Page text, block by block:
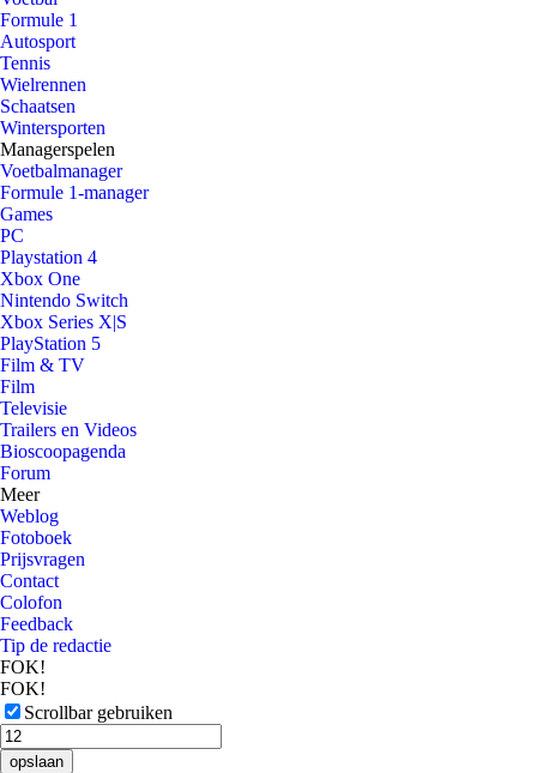
Formule 1
Autosport
Tennis
Wielrennen
Schaatsen
Wintersporten
Managerspelen
Voetbalmanager
Formule 1-manager
Games
PC
Playstation 4
Xbox One
Nintendo Switch
Xbox Series X|S
PlayStation 5
Film & TV
Film
Televisie
Trailers en Videos
Bioscoopagenda
Forum
Meer
Weblog
Fotoboek
Prijsvragen
Contact
Colofon
Feedback
Tip de redactie
FOK!
FOK!
Scrollbar gebruiken
opslaan